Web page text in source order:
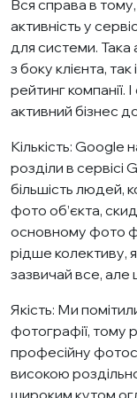
Вся справа в
активність у
для системи. Така
з боку клієнта,
рейтинг
активний бізнес
Кількість: Google
розділи в сервісі
більшість людей,
фото об’єкта,
основному фото
рідше колективу,
зазвичай все, але
Якість: Ми
фотографії, тому
професійну
високою